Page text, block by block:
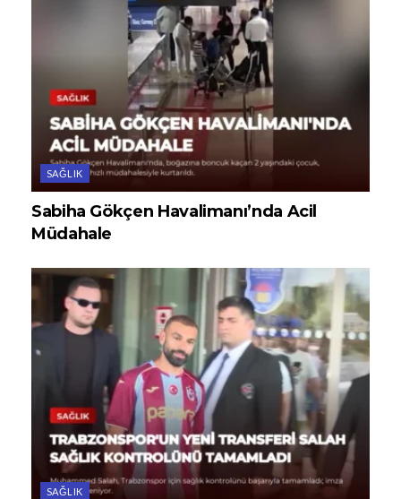
SAĞLIK
Sabiha Gökçen Havalimanı’nda Acil
Müdahale
SAĞLIK